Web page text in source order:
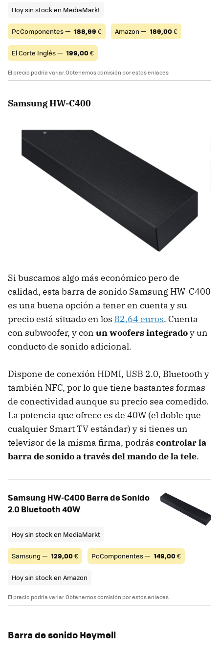
Hoy sin stock en MediaMarkt
PcComponentes — 188,99 € Amazon — 189,00€
El Corte Inglés — 199,00€
El precio podría variar. Obtenemos comisión por estos enlaces
Samsung HW-C400
Si buscamos algo más económico pero de
calidad, esta barra de sonido Samsung HW-C400
es una buena opción a tener en cuenta y su
precio está situado en los 82,64 euros. Cuenta
con subwoofer, y con un woofers integradoy un
conducto de sonido adicional.
Dispone de conexión HDMI, USB 2.0, Bluetooth y
también NFC, por lo que tiene bastantes formas
de conectividad aunque su precio sea comedido.
La potencia que ofrece es de 40W (el doble que
cualquier Smart TV estándar) y si tienes un
televisor de la misma firma, podrás controlar la
barra de sonido a través del mando de la tele.
Samsung HW-C400 Barra de Sonido
2.0 Bluetooth 40W
Hoy sin stock en MediaMarkt
Samsung — 129,00€ PcComponentes — 149,00€
Hoy sin stock en Amazon
El precio podría variar. Obtenemos comisión por estos enlaces
Barra de sonido Heymell